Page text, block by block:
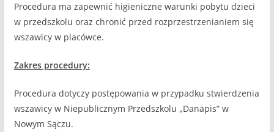
Procedura ma zapewnić higieniczne warunki pobytu dzieci
w przedszkolu oraz chronić przed rozprzestrzenianiem się
wszawicy w placówce.
Zakres procedury:
Procedura dotyczy postępowania w przypadku stwierdzenia
wszawicy w Niepublicznym Przedszkolu „Danapis” w
Nowym Sączu.